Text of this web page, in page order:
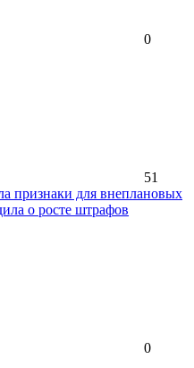
0
51
признаки для внеплановых
о росте штрафов
0